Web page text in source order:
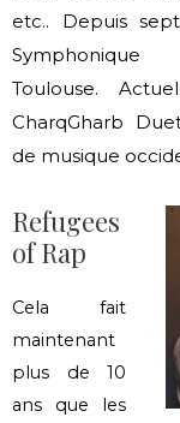
etc.. Depuis
Toulouse.
CharqGharb
de musique
Refugees
of Rap
Cela fait
maintenant
plus de 10
ans que les